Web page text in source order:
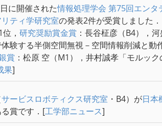
に開催された情報処理学会 第75回エンタ
ティ学研究室の発表2件が受賞しました．
， 研究奨励賞金賞 ：長谷柾彦（B4），
験する半側空間無視－空間情報削減と
賞 ：松原 空（M1），井村誠孝「モルッ
果]
サービスロボティクス研究室 ・B4）が日本
賞です．[工学部ニュース]